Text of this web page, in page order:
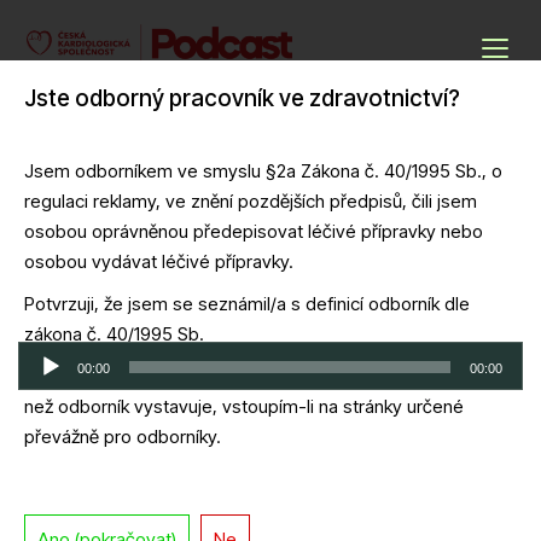
Cardio Podcast
PW 2024-01-31 – Přínos kyseliny
bempedové pro snížení KV rizika
pacientů. N
Audio
přehrávač
00:00 00:00
Download file|Play in new window|Duration: 1:09:11|Recorded on 31
ledna, 2024
Jste odborný pracovník ve zdravotnictví?
Jsem odborníkem ve smyslu §2a Zákona č. 40/1995 Sb., o
regulaci reklamy, ve znění pozdějších předpisů, čili jsem
osobou oprávněnou předepisovat léčivé přípravky nebo
osobou vydávat léčivé přípravky.
Potvrzuji, že jsem se seznámil/a s definicí odborník dle
zákona č. 40/1995 Sb.
Potvrzuji, že jsem se seznámil/a s riziky, jimž se jiná osoba
než odborník vystavuje, vstoupím-li na stránky určené
převážně pro odborníky.